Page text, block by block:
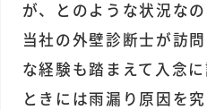
が、とのような状況なの
当社の外壁診断士が訪
な経験も踏まえて入念に
ときには雨漏り原因を